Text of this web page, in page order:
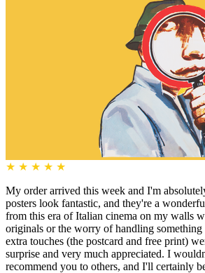
★ ★ ★ ★ ★
My order arrived this week and I'm
posters look fantastic, and they're a
from this era of Italian cinema on my walls
originals or the worry of handling something
extra touches (the postcard and free print)
surprise and very much appreciated. I
recommend you to others, and I'll certainly